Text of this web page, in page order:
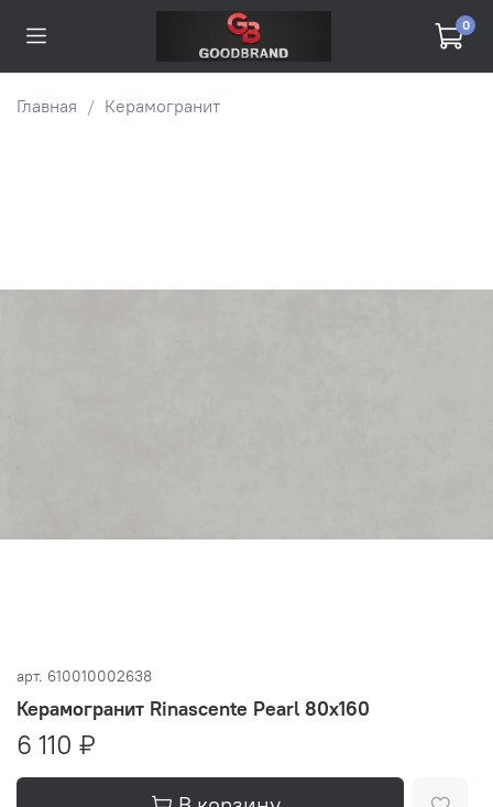
0
Главная Керамогранит
арт. 610010002638
Керамогранит Rinascente Pearl 80x160
6 110 ₽